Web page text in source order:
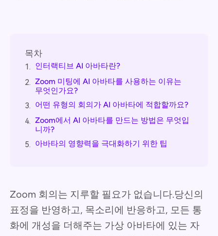
목차
1. 인터랙티브 AI 아바타란?
2. Zoom 미팅에 AI 아바타를 사용하는 이유는
무엇인가요?
3. 어떤 유형의 회의가 AI 아바타에 적합할까요?
4. Zoom에서 AI 아바타를 만드는 방법은 무엇입
니까?
5. 아바타의 영향력을 극대화하기 위한 팁
Zoom 회의는 지루할 필요가 없습니다.당신의
표정을 반영하고, 목소리에 반응하고, 모든 통
화에 개성을 더해주는 가상 아바타에 있는 자